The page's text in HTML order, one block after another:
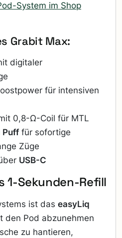
System im Shop
Grabit Max:
digitaler
für intensiven
0,8-Ω-Coil für MTL
Pufffür sofortige
Züge
USB-C
1-Sekunden-Refill
ist das easyLiq
den Pod abzunehmen
zu hantieren,